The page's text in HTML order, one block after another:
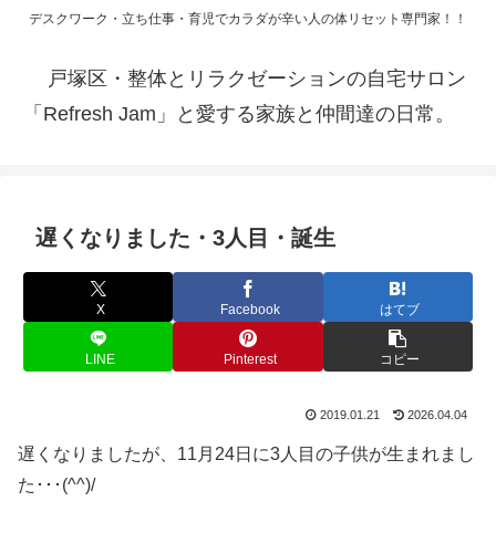
デスクワーク・立ち仕事・育児でカラダが辛い人の体リセット専門家！！
戸塚区・整体とリラクゼーションの自宅サロン
「Refresh Jam」と愛する家族と仲間達の日常。
遅くなりました・3人目・誕生
X Facebook はてブ
LINE Pinterest コピー
2019.01.21 2026.04.04
遅くなりましたが、11月24日に3人目の子供が生まれまし
た･･･(^^)/